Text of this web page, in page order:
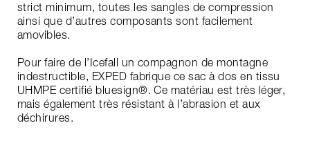
strict minimum, toutes les sangles de compression
ainsi que d’autres composants sont facilement
amovibles.
Pour faire de l’Icefall un compagnon de montagne
indestructible, EXPED fabrique ce sac à dos en tissu
UHMPE certifié bluesign®. Ce matériau est très léger,
mais également très résistant à l’abrasion et aux
déchirures.